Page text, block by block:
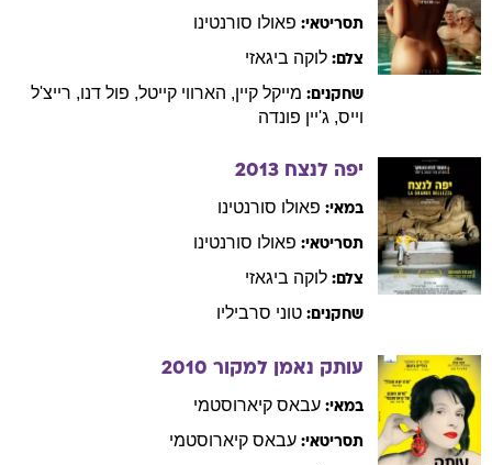
תסריטאי: פאולו סורנטינו
צלם: לוקה ביגאזי
שחקנים: מייקל קיין, הארווי קייטל, פול דנו, רייצ'ל
וייס, ג'יין פונדה
יפה לנצח 2013
במאי: פאולו סורנטינו
תסריטאי: פאולו סורנטינו
צלם: לוקה ביגאזי
שחקנים: טוני סרביליו
עותק נאמן למקור 2010
במאי: עבאס קיארוסטמי
תסריטאי: עבאס קיארוסטמי